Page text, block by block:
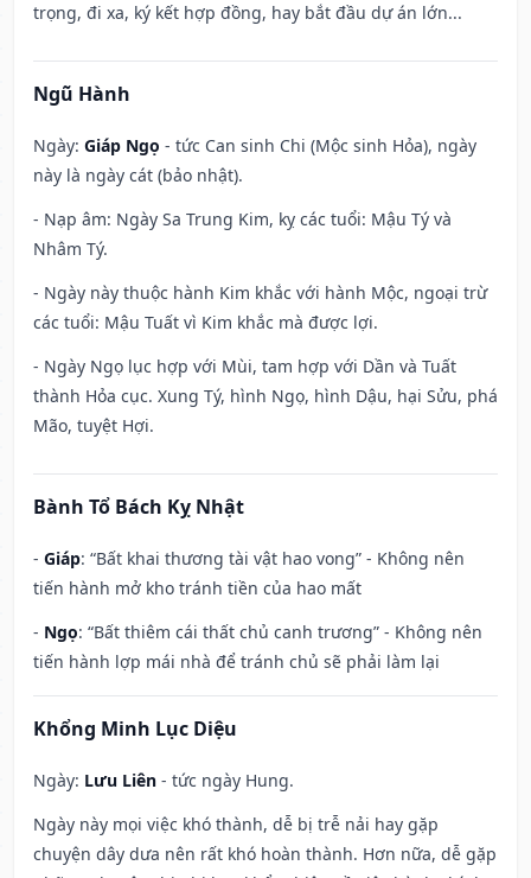
trọng, đi xa, ký kết hợp đồng, hay bắt đầu dự án lớn...
Ngũ Hành
Ngày: Giáp Ngọ - tức Can sinh Chi (Mộc sinh Hỏa), ngày
này là ngày cát (bảo nhật).
- Nạp âm: Ngày Sa Trung Kim, kỵ các tuổi: Mậu Tý và
Nhâm Tý.
- Ngày này thuộc hành Kim khắc với hành Mộc, ngoại trừ
các tuổi: Mậu Tuất vì Kim khắc mà được lợi.
- Ngày Ngọ lục hợp với Mùi, tam hợp với Dần và Tuất
thành Hỏa cục. Xung Tý, hình Ngọ, hình Dậu, hại Sửu, phá
Mão, tuyệt Hợi.
Bành Tổ Bách Kỵ Nhật
- Giáp: “Bất khai thương tài vật hao vong” - Không nên
tiến hành mở kho tránh tiền của hao mất
- Ngọ: “Bất thiêm cái thất chủ canh trương” - Không nên
tiến hành lợp mái nhà để tránh chủ sẽ phải làm lại
Khổng Minh Lục Diệu
Ngày: Lưu Liên - tức ngày Hung.
Ngày này mọi việc khó thành, dễ bị trễ nải hay gặp
chuyện dây dưa nên rất khó hoàn thành. Hơn nữa, dễ gặp